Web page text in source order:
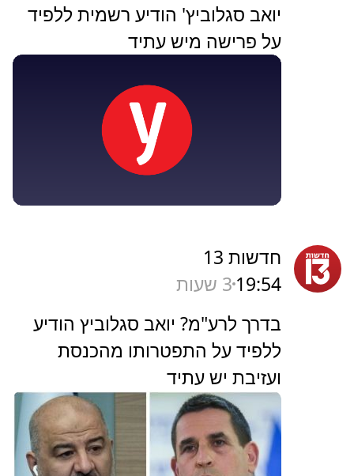
יואב סגלוביץ' הודיע רשמית ללפיד
על פרישה מיש עתיד
חדשות 13
19:54 3 שעות
בדרך לרע"מ? יואב סגלוביץ הודיע
ללפיד על התפטרותו מהכנסת
ועזיבת יש עתיד